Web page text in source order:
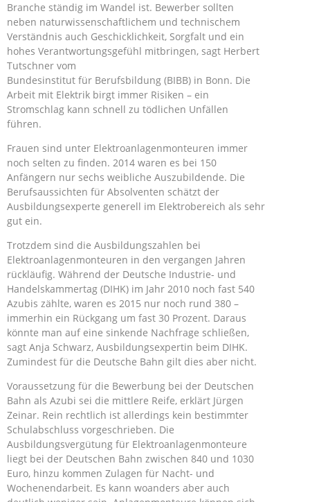
Branche ständig im Wandel ist. Bewerber sollten
neben naturwissenschaftlichem und technischem
Verständnis auch Geschicklichkeit, Sorgfalt und ein
hohes Verantwortungsgefühl mitbringen, sagt Herbert
Tutschner vom
Bundesinstitut für Berufsbildung (BIBB) in Bonn. Die
Arbeit mit Elektrik birgt immer Risiken – ein
Stromschlag kann schnell zu tödlichen Unfällen
führen.
Frauen sind unter Elektroanlagenmonteuren immer
noch selten zu finden. 2014 waren es bei 150
Anfängern nur sechs weibliche Auszubildende. Die
Berufsaussichten für Absolventen schätzt der
Ausbildungsexperte generell im Elektrobereich als sehr
gut ein.
Trotzdem sind die Ausbildungszahlen bei
Elektroanlagenmonteuren in den vergangen Jahren
rückläufig. Während der Deutsche Industrie- und
Handelskammertag (DIHK) im Jahr 2010 noch fast 540
Azubis zählte, waren es 2015 nur noch rund 380 –
immerhin ein Rückgang um fast 30 Prozent. Daraus
könnte man auf eine sinkende Nachfrage schließen,
sagt Anja Schwarz, Ausbildungsexpertin beim DIHK.
Zumindest für die Deutsche Bahn gilt dies aber nicht.
Voraussetzung für die Bewerbung bei der Deutschen
Bahn als Azubi sei die mittlere Reife, erklärt Jürgen
Zeinar. Rein rechtlich ist allerdings kein bestimmter
Schulabschluss vorgeschrieben. Die
Ausbildungsvergütung für Elektroanlagenmonteure
liegt bei der Deutschen Bahn zwischen 840 und 1030
Euro, hinzu kommen Zulagen für Nacht- und
Wochenendarbeit. Es kann woanders aber auch